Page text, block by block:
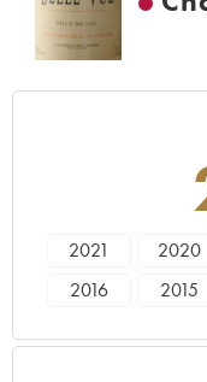
2021 2020
2016
2015